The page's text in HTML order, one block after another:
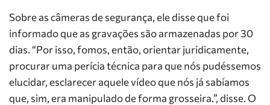
Sobre as câmeras de segurança, ele disse que foi
informado que as gravações são armazenadas por 30
dias. “Por isso, fomos, então, orientar juridicamente,
procurar uma perícia técnica para que nós pudéssemos
elucidar, esclarecer aquele vídeo que nós já sabíamos
que, sim, era manipulado de forma grosseira.”, disse. O